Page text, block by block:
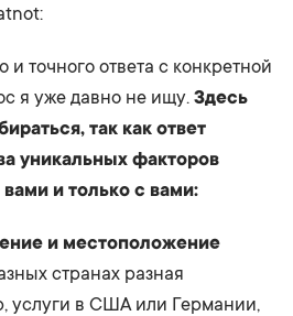
и точного ответа с конкретной
я уже давно не ищу. Здесь
так как ответ
уникальных факторов
и только с вами:
и местоположение
странах разная
услуги в США или Германии,